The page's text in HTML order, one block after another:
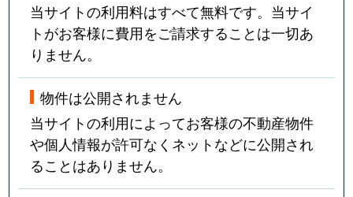
当サイトの利用料はすべて無料です。当サイ
トがお客様に費用をご請求することは一切あ
りません。
物件は公開されません
当サイトの利用によってお客様の不動産物件
や個人情報が許可なくネットなどに公開され
ることはありません。